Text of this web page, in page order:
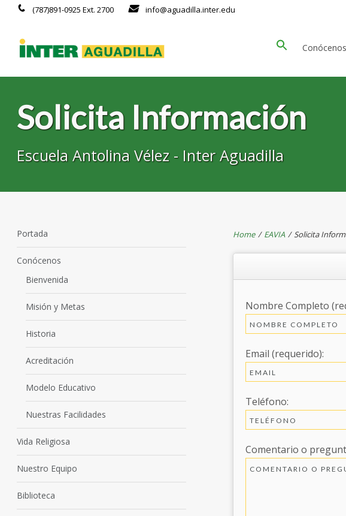
(787)891-0925 Ext. 2700 info@aguadilla.inter.edu
Conócenos
Solicita Información
Escuela Antolina Vélez - Inter Aguadilla
Home / EAVIA /Solicita
Nombre Completo
Email (requerido):
Teléfono:
Comentario o
Portada
Conócenos
Bienvenida
Misión y Metas
Historia
Acreditación
Modelo Educativo
Nuestras Facilidades
Vida Religiosa
Nuestro Equipo
Biblioteca